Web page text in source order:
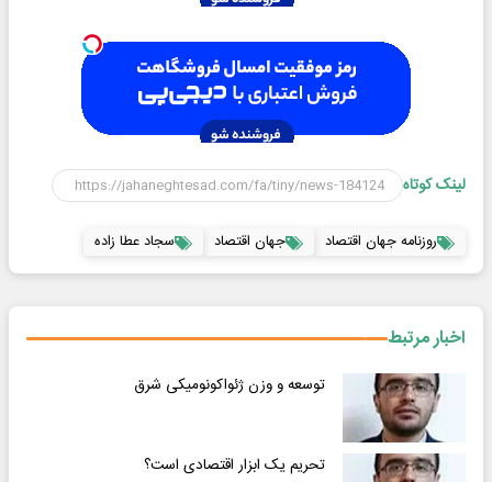
لینک کوتاه
روزنامه جهان اقتصاد جهان اقتصاد سجاد عطا زاده
اخبار مرتبط
توسعه و وزن ژئواکونومیکی شرق
تحریم یک ابزار اقتصادی است؟